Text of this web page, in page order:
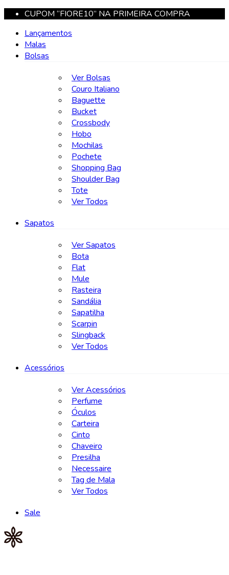
CUPOM “FIORE10” NA PRIMEIRA COMPRA
Lançamentos
Malas
Bolsas
Ver Bolsas
Couro Italiano
Baguette
Bucket
Crossbody
Hobo
Mochilas
Pochete
Shopping Bag
Shoulder Bag
Tote
Ver Todos
Sapatos
Ver Sapatos
Bota
Flat
Mule
Rasteira
Sandália
Sapatilha
Scarpin
Slingback
Ver Todos
Acessórios
Ver Acessórios
Perfume
Óculos
Carteira
Cinto
Chaveiro
Presilha
Necessaire
Tag de Mala
Ver Todos
Sale